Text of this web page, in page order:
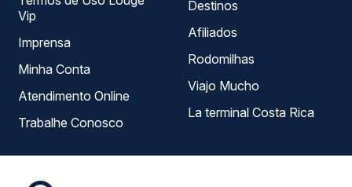
Vip
Imprensa
Minha Conta
Atendimento Online
Trabalhe Conosco
Destinos
Afiliados
Rodomilhas
Viajo Mucho
La terminal Costa Rica